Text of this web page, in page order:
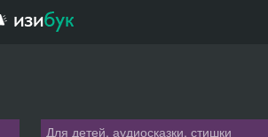
Для детей, аудиосказки, стишки